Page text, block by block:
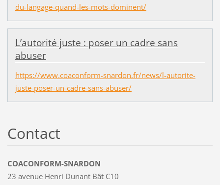
du-langage-quand-les-mots-dominent/
L’autorité juste : poser un cadre sans
abuser
https://www.coaconform-snardon.fr/news/l-autorite-
juste-poser-un-cadre-sans-abuser/
Contact
COACONFORM-SNARDON
23 avenue Henri Dunant Bât C10